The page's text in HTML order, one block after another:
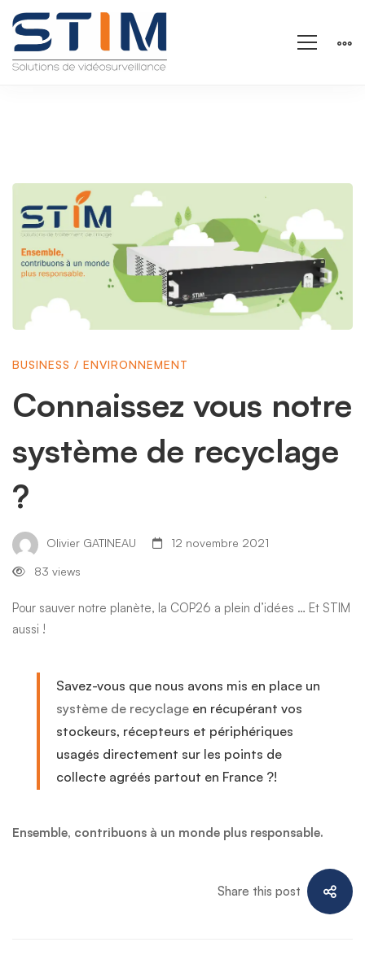
Connaissez
vous
notre
système
de
recyclage
?
BUSINESS / ENVIRONNEMENT
Connaissez vous notre
système de recyclage
?
Olivier GATINEAU 12 novembre 2021
83 views
Pour sauver notre planète, la COP26 a plein d’idées … Et STIM
aussi !
Savez-vous que nous avons mis en place un
système de recyclage en récupérant vos
stockeurs, récepteurs et périphériques
usagés directement sur les points de
collecte agréés partout en France ?!
Ensemble, contribuons à un monde plus responsable.
Share this post